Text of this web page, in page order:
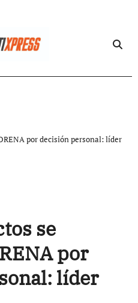
por decisión personal: líder
se
por
líder